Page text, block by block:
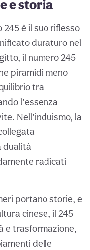
e storia
245 è il suo riflesso
duraturo nel
il numero 245
piramidi meno
tra
l’essenza
Nell’induismo, la
dualità
radicati
portano storie, e
cinese, il 245
e trasformazione,
delle